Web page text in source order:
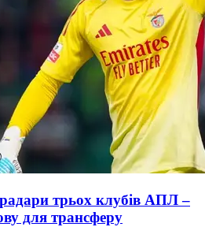
трьох клубів АПЛ –
для трансферу